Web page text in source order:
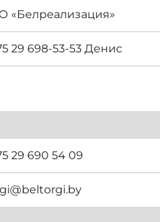
«Белреализация»
29 698-53-53 Денис
29 690 54 09